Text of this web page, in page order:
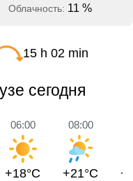
Облачность: 11 %
15 h 02 min
сегодня
06:00
+18°C
08:00
+21°C